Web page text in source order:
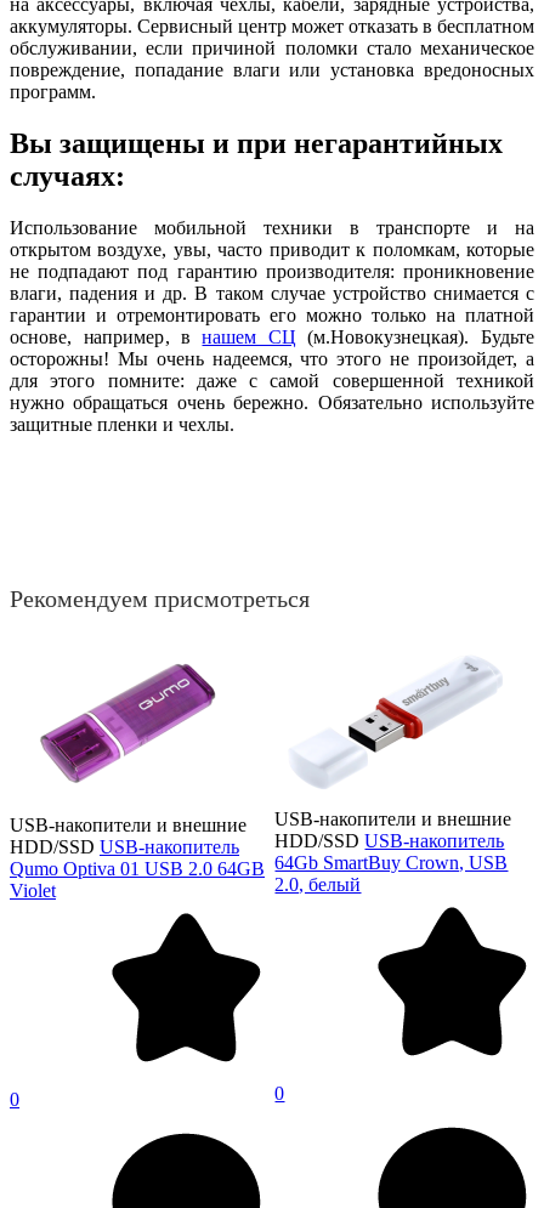
на аксессуары, включая чехлы, кабели, зарядные устройства,
аккумуляторы. Сервисный центр может отказать в бесплатном
обслуживании, если причиной поломки стало механическое
повреждение, попадание влаги или установка вредоносных
программ.
Вы защищены и при негарантийных
случаях:
Использование мобильной техники в транспорте и на
открытом воздухе, увы, часто приводит к поломкам, которые
не подпадают под гарантию производителя: проникновение
влаги, падения и др. В таком случае устройство снимается с
гарантии и отремонтировать его можно только на платной
основе, например, внашем СЦ (м.Новокузнецкая). Будьте
осторожны! Мы очень надеемся, что этого не произойдет, а
для этого помните: даже с самой совершенной техникой
нужно обращаться очень бережно. Обязательно используйте
защитные пленки и чехлы.
Рекомендуем присмотреться
USB-накопители и внешние
HDD/SSD USB-накопитель
Qumo Optiva 01 USB 2.0 64GB
Violet
0
USB-накопители и внешние
HDD/SSD USB-накопитель
64Gb SmartBuy Crown, USB
2.0, белый
0